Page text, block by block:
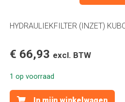
HYDRAULIEKFILTER (INZET)
€ 66,93 excl. BTW
1 op voorraad
HYDRAULIEKFILTER